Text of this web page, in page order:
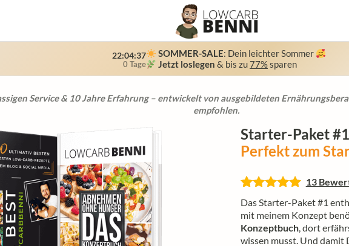
22:04:35
0 Tage
SOMMER-SALE: Dein leichter Sommer
Jetzt loslegen & bis zu77%sparen
Schließe dich 150.000+ Kunden an, die ihr Wunschgewicht durch unser LowCarb-
Service & 10 Jahre Erfahrung – entwickelt von ausgebildeten
empfohlen.
freundlicher Support: Werktags nur wenige Stunden Reaktionszeit – erreichbar
aus TV & Zeitung: RTL, Sat1, NTV, VOX, Kabel1, Bild der Frau, OK-Magazine,
Starter-Paket #1
Perfekt zum
Bewertet mit
5.00von 5,
basierend
auf
13
13
Das Starter-Paket #1
mit meinem Konzept
Konzeptbuch, dort
wissen musst. Und damit